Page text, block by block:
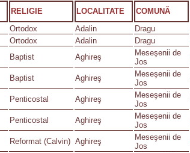
RELIGIE LOCALITATE COMUNĂ
Ortodox Adalin Dragu
Ortodox Adalin Dragu
Baptist Aghireş
Meseşenii de
Jos
Baptist Aghireş
Meseşenii de
Jos
Penticostal Aghireş
Meseşenii de
Jos
Penticostal Aghireş
Meseşenii de
Jos
Reformat (Calvin) Aghireş
Meseşenii de
Jos